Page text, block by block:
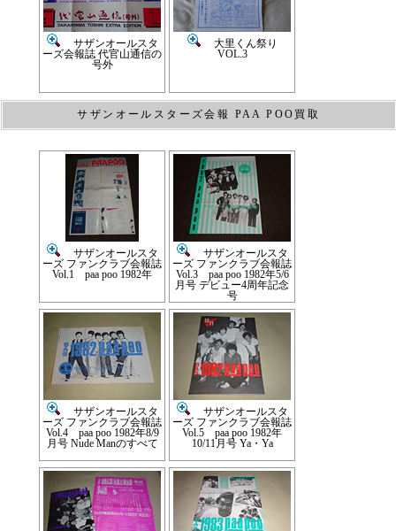
サザンオールスタ
ーズ会報誌 代官山通信の
号外
大里くん祭り
VOL.3
サザンオールスターズ会報 PAA POO買取
サザンオールスタ
ーズ ファンクラブ会報誌
Vol.1 paa poo 1982年
サザンオールスタ
ーズ ファンクラブ会報誌
Vol.3 paa poo 1982年5/6
月号 デビュー4周年記念
号
サザンオールスタ
ーズ ファンクラブ会報誌
Vol.4 paa poo 1982年8/9
月号 Nude Manのすべて
サザンオールスタ
ーズ ファンクラブ会報誌
Vol.5 paa poo 1982年
10/11月号 Ya・Ya